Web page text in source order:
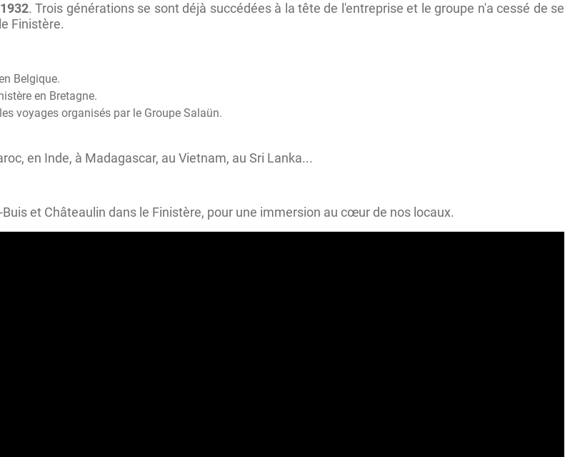
. Trois générations se sont déjà succédées à la tête de l'entreprise et le groupe n'a cessé de se
Finistère.
Belgique.
en Bretagne.
voyages organisés par le Groupe Salaün.
en Inde, à Madagascar, au Vietnam, au Sri Lanka...
et Châteaulin dans le Finistère, pour une immersion au cœur de nos locaux.